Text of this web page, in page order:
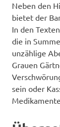
Neben den
bietet der
In den
die in
unzählige
Grauen
sein oder